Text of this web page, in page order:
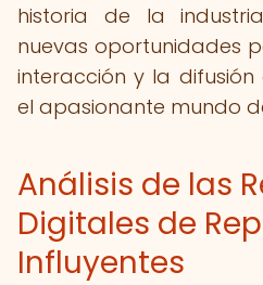
historia de la
nuevas oportunidades
interacción y la
el apasionante mundo
Análisis de las
Digitales de
Influyentes